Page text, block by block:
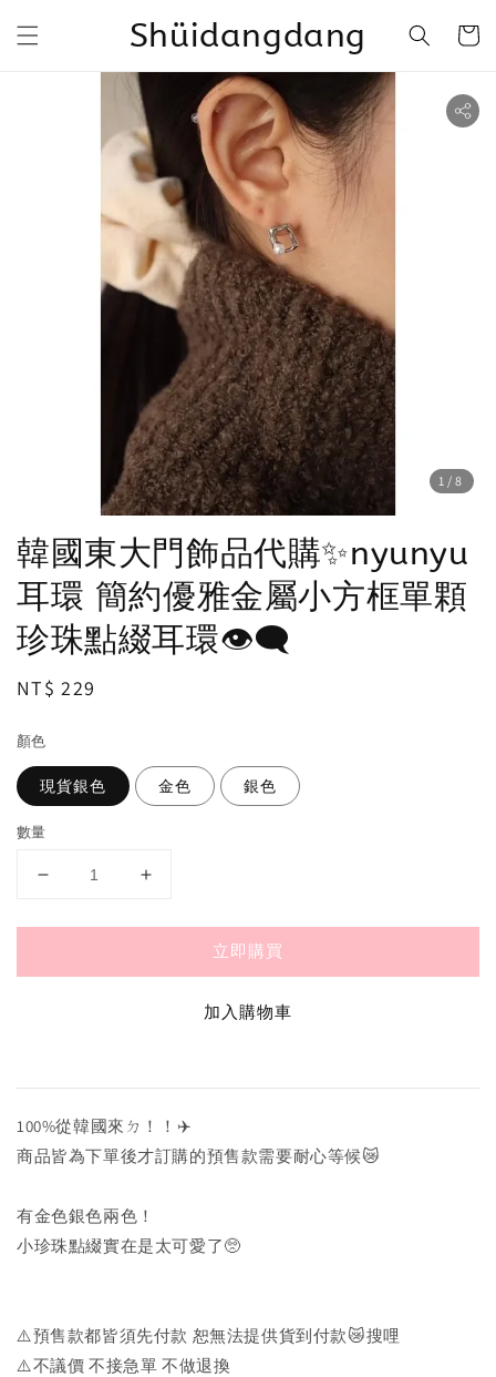
Shüidangdang
1 /8
韓國東大門飾品代購✨nyunyu
耳環 簡約優雅金屬小方框單顆
珍珠點綴耳環👁‍🗨
Regular
NT$ 229
顏色
現貨銀色 金色 銀色
數量
立即購買
加入購物車
100%從韓國來ㄉ！！✈️
商品皆為下單後才訂購的預售款需要耐心等候😿
有金色銀色兩色！
小珍珠點綴實在是太可愛了🥺
⚠️預售款都皆須先付款 恕無法提供貨到付款😿搜哩
⚠️不議價 不接急單 不做退換